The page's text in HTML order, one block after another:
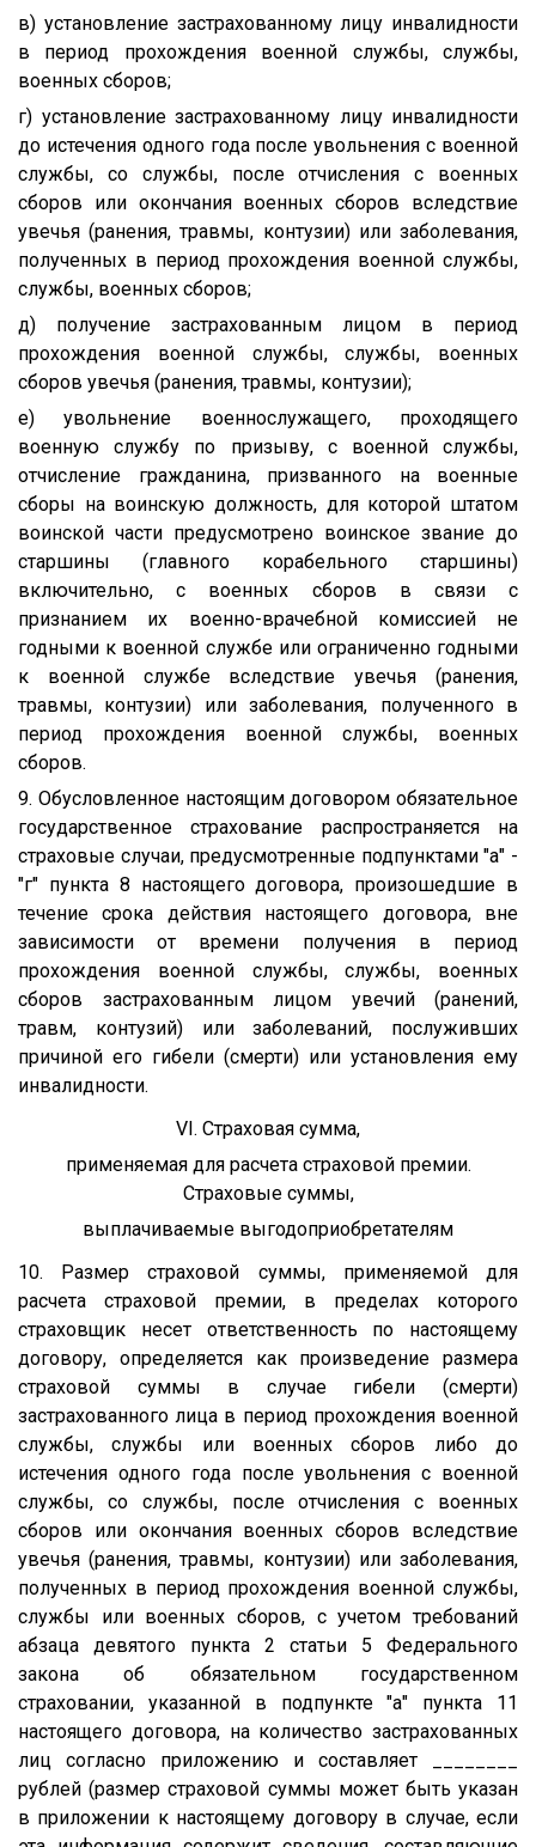
в) установление застрахованному лицу инвалидности
в период прохождения военной службы, службы,
военных сборов;
г) установление застрахованному лицу инвалидности
до истечения одного года после увольнения с военной
службы, со службы, после отчисления с военных
сборов или окончания военных сборов вследствие
увечья (ранения, травмы, контузии) или заболевания,
полученных в период прохождения военной службы,
службы, военных сборов;
д) получение застрахованным лицом в период
прохождения военной службы, службы, военных
сборов увечья (ранения, травмы, контузии);
е) увольнение военнослужащего, проходящего
военную службу по призыву, с военной службы,
отчисление гражданина, призванного на военные
сборы на воинскую должность, для которой штатом
воинской части предусмотрено воинское звание до
старшины (главного корабельного старшины)
включительно, с военных сборов в связи с
признанием их военно-врачебной комиссией не
годными к военной службе или ограниченно годными
к военной службе вследствие увечья (ранения,
травмы, контузии) или заболевания, полученного в
период прохождения военной службы, военных
сборов.
9. Обусловленное настоящим договором обязательное
государственное страхование распространяется на
страховые случаи, предусмотренные подпунктами "а" -
"г" пункта 8 настоящего договора, произошедшие в
течение срока действия настоящего договора, вне
зависимости от времени получения в период
прохождения военной службы, службы, военных
сборов застрахованным лицом увечий (ранений,
травм, контузий) или заболеваний, послуживших
причиной его гибели (смерти) или установления ему
инвалидности.
VI. Страховая сумма,
применяемая для расчета страховой премии.
Страховые суммы,
выплачиваемые выгодоприобретателям
10. Размер страховой суммы, применяемой для
расчета страховой премии, в пределах которого
страховщик несет ответственность по настоящему
договору, определяется как произведение размера
страховой суммы в случае гибели (смерти)
застрахованного лица в период прохождения военной
службы, службы или военных сборов либо до
истечения одного года после увольнения с военной
службы, со службы, после отчисления с военных
сборов или окончания военных сборов вследствие
увечья (ранения, травмы, контузии) или заболевания,
полученных в период прохождения военной службы,
службы или военных сборов, с учетом требований
абзаца девятого пункта 2 статьи 5 Федерального
закона об обязательном государственном
страховании, указанной в подпункте "а" пункта 11
настоящего договора, на количество застрахованных
лиц согласно приложению и составляет ________
рублей (размер страховой суммы может быть указан
в приложении к настоящему договору в случае, если